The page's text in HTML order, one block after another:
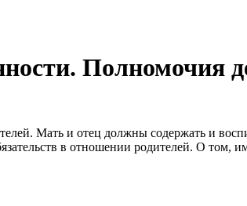
Полномочия
Мать и отец должны содержать и
в отношении родителей. О